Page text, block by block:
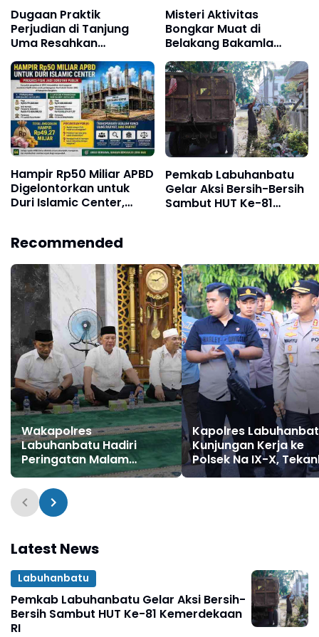
Dugaan Praktik
Perjudian di Tanjung
Uma Resahkan
Masyarakat dan Tokoh
Kota Batam
Misteri Aktivitas
Bongkar Muat di
Belakang Bakamla
Barelang, Bea Cukai dan
APH Didesak Lakukan
Penindakan
Hampir Rp50 Miliar APBD
Digelontorkan untuk
Duri Islamic Center,
Pemkab Labuhanbatu
Gelar Aksi Bersih-Bersih
Sambut HUT Ke-81
Recommended
Wakapolres
Labuhanbatu Hadiri
Peringatan Malam
Nuzulul Qur’an 17
Ramadhan 1447 H di
Masjid Raya Al-Ikhlas
Kapolres
Kunjungan Kerja ke
Polsek Na IX-X,
Disiplin dan
Latest News
Labuhanbatu
Pemkab Labuhanbatu Gelar Aksi Bersih-
Bersih Sambut HUT Ke-81 Kemerdekaan
RI